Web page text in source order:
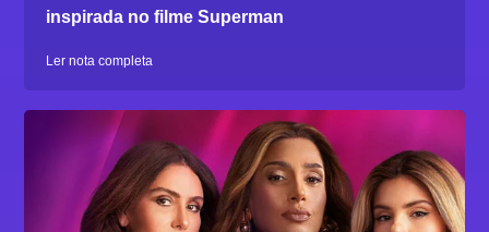
inspirada no filme Superman
Ler nota completa